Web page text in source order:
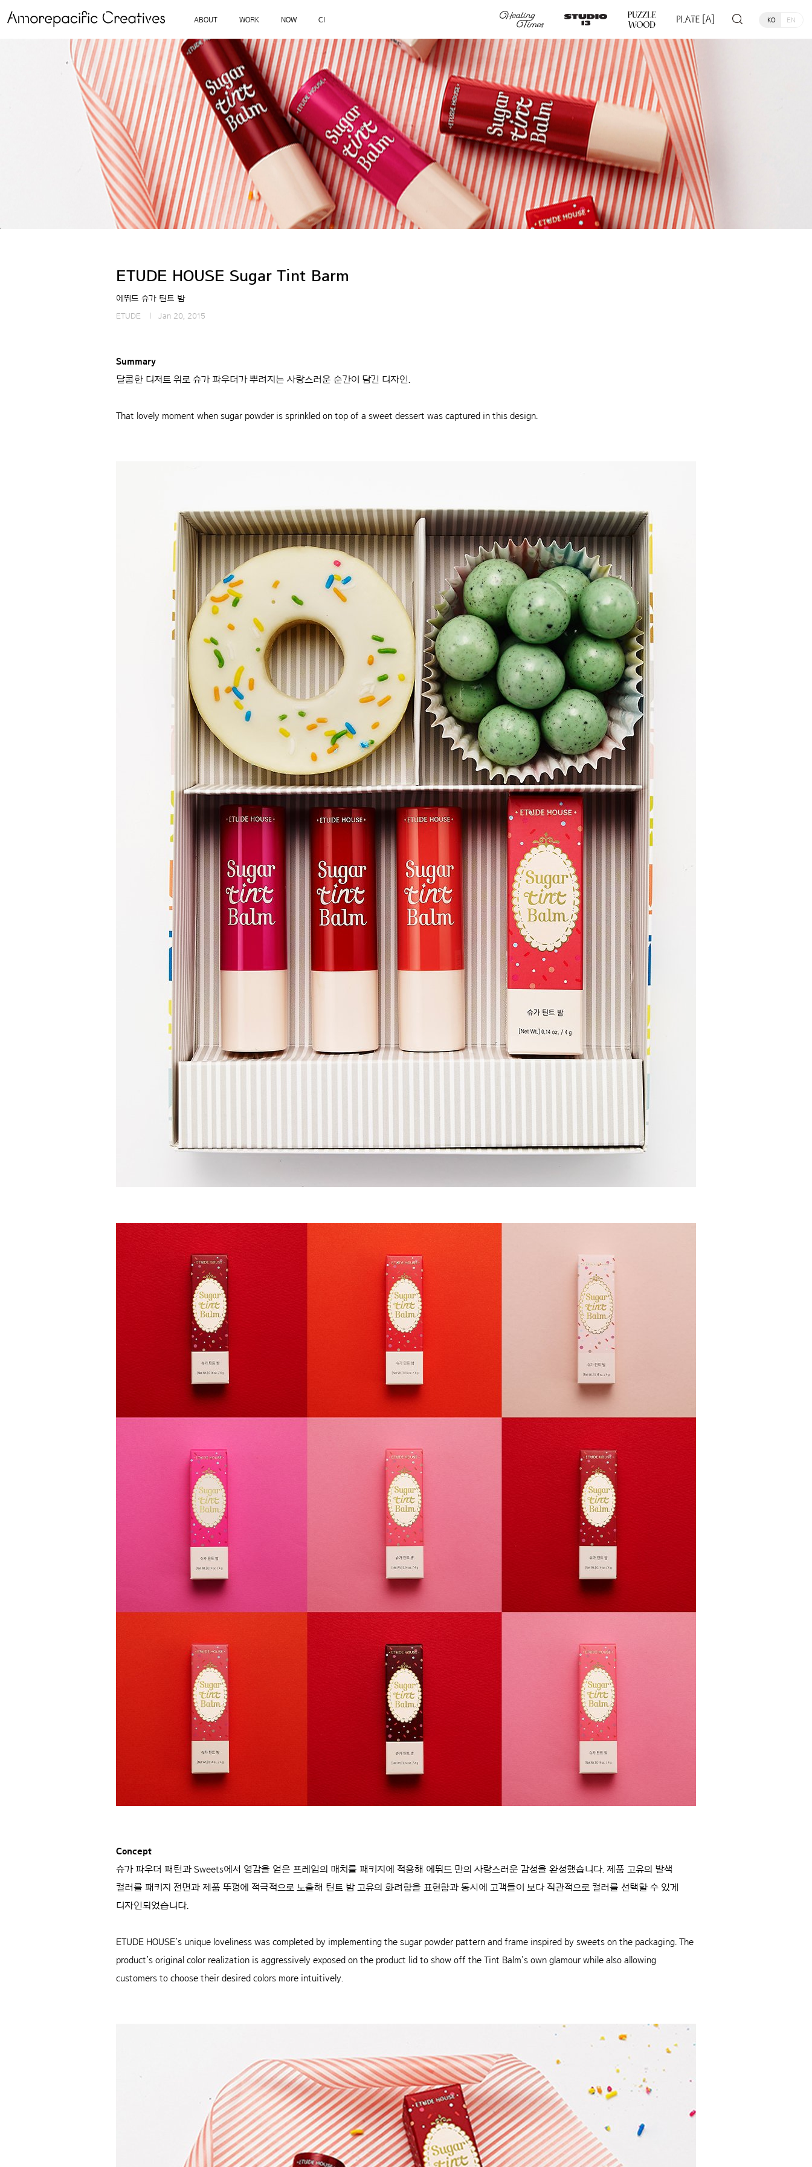
ABOUT WORK NOW CI KO EN
ETUDE HOUSE Sugar Tint Barm
에뛰드 슈가 틴트 밤
ETUDE Jan 20, 2015
Summary
달콤한 디저트 위로 슈가 파우더가 뿌려지는 사랑스러운 순간이 담긴 디자인.
That lovely moment when sugar powder is sprinkled on top of a sweet dessert was captured in this design.
Concept
슈가 파우더 패턴과 Sweets에서 영감을 얻은 프레임의 매치를 패키지에 적용해 에뛰드 만의 사랑스러운 감성을 완성했습니다. 제품 고유의 발색
컬러를 패키지 전면과 제품 뚜껑에 적극적으로 노출해 틴트 밤 고유의 화려함을 표현함과 동시에 고객들이 보다 직관적으로 컬러를 선택할 수 있게
디자인되었습니다.
ETUDE HOUSE’s unique loveliness was completed by implementing the sugar powder pattern and frame inspired by sweets on the packaging. The
product’s original color realization is aggressively exposed on the product lid to show off the Tint Balm’s own glamour while also allowing
customers to choose their desired colors more intuitively.